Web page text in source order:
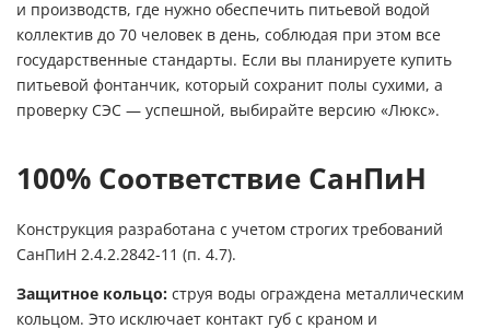
и производств, где нужно обеспечить питьевой водой
коллектив до 70 человек в день, соблюдая при этом все
государственные стандарты. Если вы планируете купить
питьевой фонтанчик, который сохранит полы сухими, а
проверку СЭС — успешной, выбирайте версию «Люкс».
100% Соответствие СанПиН
Конструкция разработана с учетом строгих требований
СанПиН 2.4.2.2842-11 (п. 4.7).
Защитное кольцо: струя воды ограждена металлическим
кольцом. Это исключает контакт губ с краном и